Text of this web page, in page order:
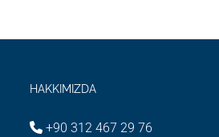
HAKKIMIZDA
+90 312 467 29 76